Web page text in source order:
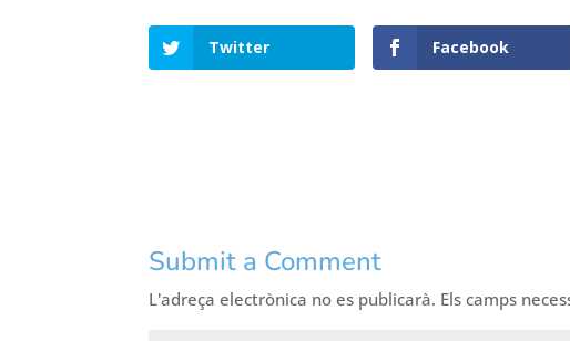
Twitter Facebook
Submit a Comment
L'adreça electrònica no es publicarà. Els camps